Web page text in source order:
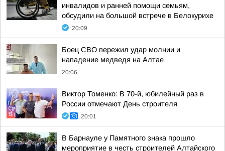
инвалидов и ранней помощи семьям,
обсудили на большой встрече в Белокурихе
20:09
Боец СВО пережил удар молнии и
нападение медведя на Алтае
20:06
Виктор Томенко: В 70-й, юбилейный раз в
России отмечают День строителя
20:01
В Барнауле у Памятного знака прошло
мероприятие в честь строителей Алтайского